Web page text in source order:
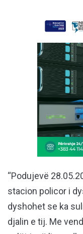
“Podujevë
stacion policor i
dyshohet se ka
djalin e tij. Me